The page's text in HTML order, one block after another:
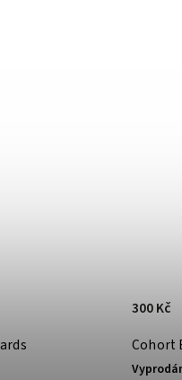
Cohort
300 Kč